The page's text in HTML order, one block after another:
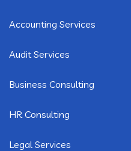
Accounting Services
Audit Services
Business Consulting
HR Consulting
Legal Services